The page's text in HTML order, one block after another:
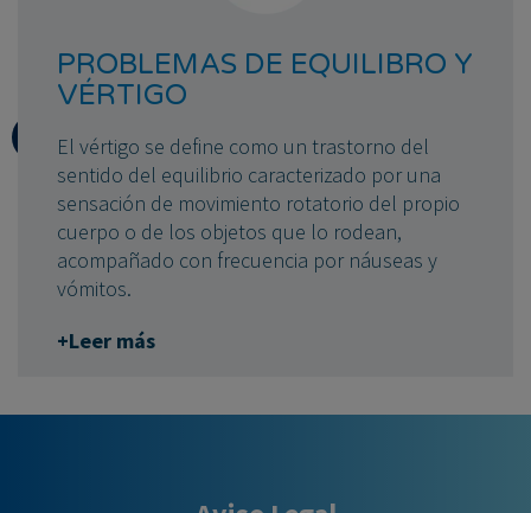
PROBLEMAS DE EQUILIBRO Y
VÉRTIGO
El vértigo se define como un trastorno del
sentido del equilibrio caracterizado por una
sensación de movimiento rotatorio del propio
cuerpo o de los objetos que lo rodean,
acompañado con frecuencia por náuseas y
vómitos.
+Leer más